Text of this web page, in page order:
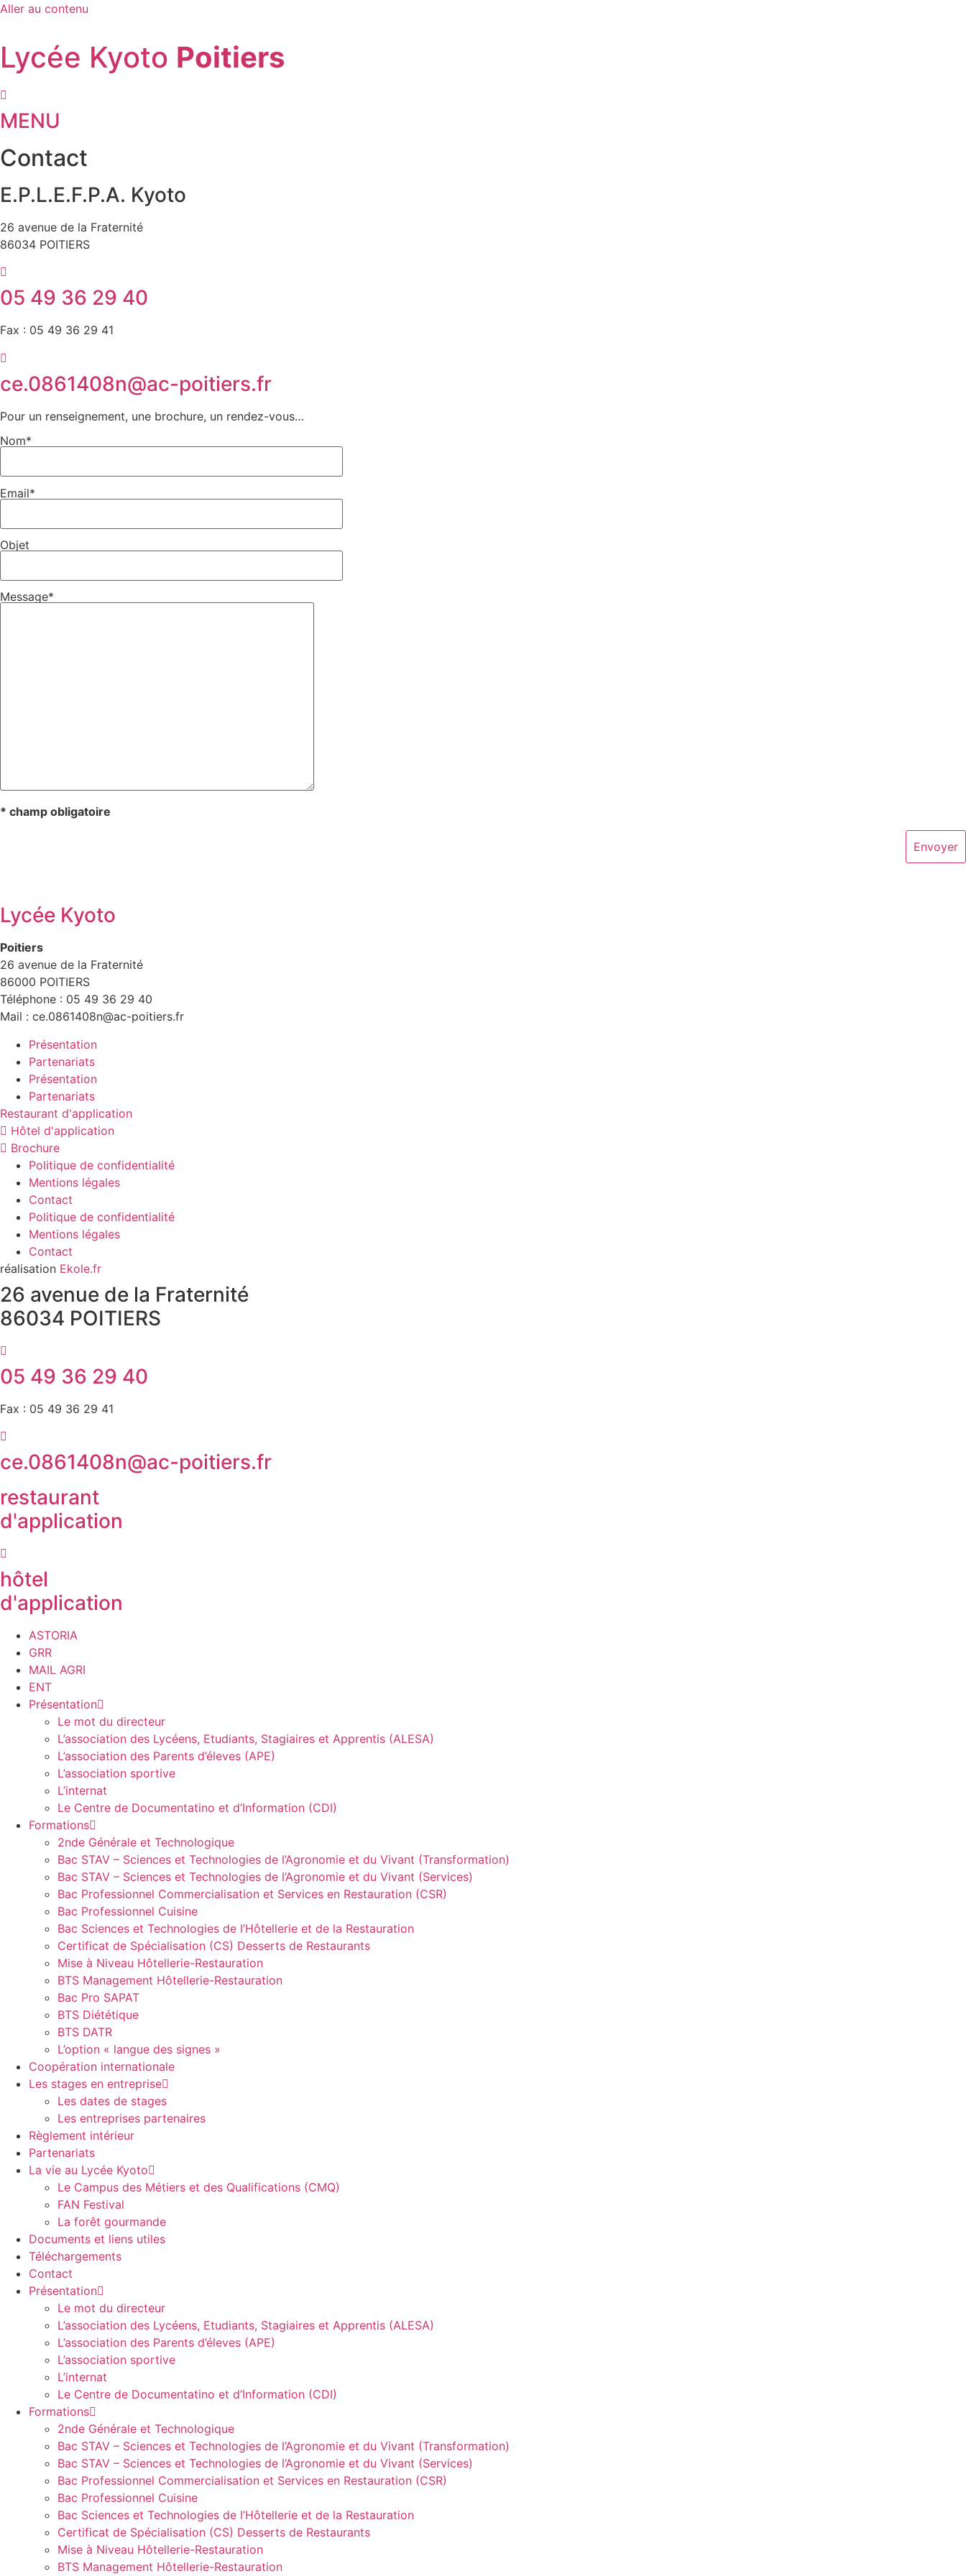
Aller au contenu
Lycée Kyoto Poitiers
MENU
Contact
E.P.L.E.F.P.A. Kyoto
26 avenue de la Fraternité
86034 POITIERS
05 49 36 29 40
Fax : 05 49 36 29 41
ce.0861408n@ac-poitiers.fr
Pour un renseignement, une brochure, un rendez-vous…
Nom*
Email*
Objet
Message*
* champ obligatoire
Lycée Kyoto
Poitiers
26 avenue de la Fraternité
86000 POITIERS
Téléphone : 05 49 36 29 40
Mail : ce.0861408n@ac-poitiers.fr
Présentation
Partenariats
Présentation
Partenariats
Restaurant d'application
Hôtel d'application
Brochure
Politique de confidentialité
Mentions légales
Contact
Politique de confidentialité
Mentions légales
Contact
réalisation Ekole.fr
26 avenue de la Fraternité
86034 POITIERS
05 49 36 29 40
Fax : 05 49 36 29 41
ce.0861408n@ac-poitiers.fr
restaurant
d'application
hôtel
d'application
ASTORIA
GRR
MAIL AGRI
ENT
Présentation
Le mot du directeur​
L’association des Lycéens, Etudiants, Stagiaires et Apprentis (ALESA)
L’association des Parents d’éleves (APE)
L’association sportive
L’internat
Le Centre de Documentatino et d’Information (CDI)
Formations
2nde Générale et Technologique
Bac STAV – Sciences et Technologies de l’Agronomie et du Vivant (Transformation)
Bac STAV – Sciences et Technologies de l’Agronomie et du Vivant (Services)
Bac Professionnel Commercialisation et Services en Restauration (CSR)
Bac Professionnel Cuisine
Bac Sciences et Technologies de l’Hôtellerie et de la Restauration
Certificat de Spécialisation (CS) Desserts de Restaurants
Mise à Niveau Hôtellerie-Restauration
BTS Management Hôtellerie-Restauration
Bac Pro SAPAT
BTS Diététique
BTS DATR
L’option « langue des signes »
Coopération internationale
Les stages en entreprise
Les dates de stages
Les entreprises partenaires
Règlement intérieur
Partenariats
La vie au Lycée Kyoto
Le Campus des Métiers et des Qualifications (CMQ)
FAN Festival
La forêt gourmande
Documents et liens utiles
Téléchargements
Contact
Présentation
Le mot du directeur​
L’association des Lycéens, Etudiants, Stagiaires et Apprentis (ALESA)
L’association des Parents d’éleves (APE)
L’association sportive
L’internat
Le Centre de Documentatino et d’Information (CDI)
Formations
2nde Générale et Technologique
Bac STAV – Sciences et Technologies de l’Agronomie et du Vivant (Transformation)
Bac STAV – Sciences et Technologies de l’Agronomie et du Vivant (Services)
Bac Professionnel Commercialisation et Services en Restauration (CSR)
Bac Professionnel Cuisine
Bac Sciences et Technologies de l’Hôtellerie et de la Restauration
Certificat de Spécialisation (CS) Desserts de Restaurants
Mise à Niveau Hôtellerie-Restauration
BTS Management Hôtellerie-Restauration